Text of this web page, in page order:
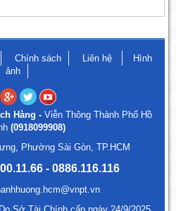
Chính sách Liên hệ
Hình
ảnh
Hàng - Viễn Thông Thành Phố Hồ
(0918099908)
Phường Sài Gòn, TP.HCM
- 0886.116.116